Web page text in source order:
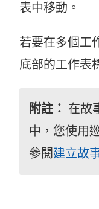
表中移動。
若要在多個工
底部的工作表
附註： 在故
中，您使用
參閱建立故